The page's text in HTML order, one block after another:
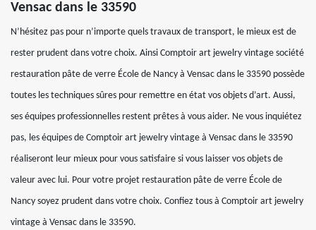
Vensac dans le 33590
N’hésitez pas pour n’importe quels travaux de transport, le mieux est de
rester prudent dans votre choix. Ainsi Comptoir art jewelry vintage société
restauration pâte de verre École de Nancy à Vensac dans le 33590 possède
toutes les techniques sûres pour remettre en état vos objets d’art. Aussi,
ses équipes professionnelles restent prêtes à vous aider. Ne vous inquiétez
pas, les équipes de Comptoir art jewelry vintage à Vensac dans le 33590
réaliseront leur mieux pour vous satisfaire si vous laisser vos objets de
valeur avec lui. Pour votre projet restauration pâte de verre École de
Nancy soyez prudent dans votre choix. Confiez tous à Comptoir art jewelry
vintage à Vensac dans le 33590.